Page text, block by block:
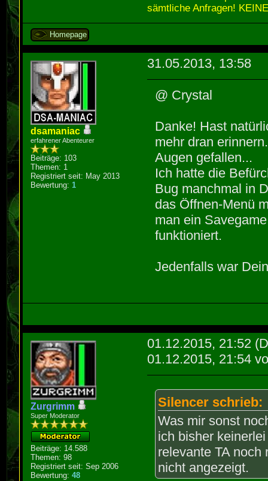
sämtliche Anfragen!
Homepage
dsamaniac
erfahrener Abenteurer
Beiträge: 103
Themen: 1
Registriert seit: May 2013
Bewertung:1
31.05.2013, 13:58
@ Crystal
Danke! Hast
mehr dran
Augen gefallen...
Ich hatte die
Bug manchmal in
das Öffnen-Menü
man ein
funktioniert.
Jedenfalls war
Zurgrimm
Super Moderator
Beiträge: 14.588
Themen: 98
Registriert seit: Sep 2006
Bewertung:48
01.12.2015, 21:52
01.12.2015, 21:54
Silencer schrieb:
Was mir sonst
ich bisher
relevante TA
nicht angezeigt.